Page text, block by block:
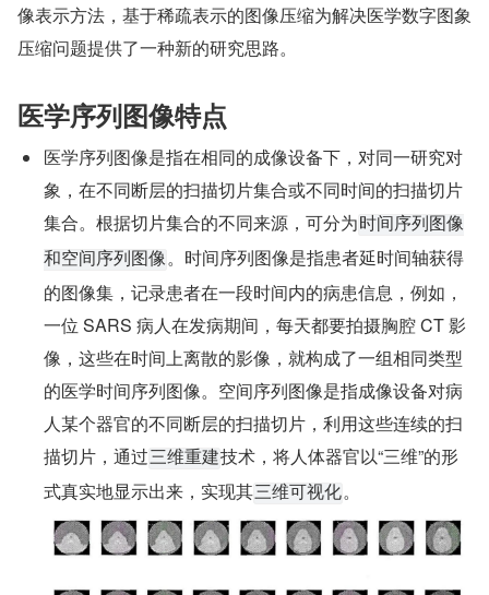
像表示方法，基于稀疏表示的图像压缩为解决医学数字图象
压缩问题提供了一种新的研究思路。
医学序列图像特点
医学序列图像是指在相同的成像设备下，对同一研究对
象，在不同断层的扫描切片集合或不同时间的扫描切片
集合。根据切片集合的不同来源，可分为时间序列图像
和空间序列图像。时间序列图像是指患者延时间轴获得
的图像集，记录患者在一段时间内的病患信息，例如，
一位 SARS 病人在发病期间，每天都要拍摄胸腔 CT 影
像，这些在时间上离散的影像，就构成了一组相同类型
的医学时间序列图像。空间序列图像是指成像设备对病
人某个器官的不同断层的扫描切片，利用这些连续的扫
描切片，通过三维重建技术，将人体器官以“三维”的形
式真实地显示出来，实现其三维可视化。